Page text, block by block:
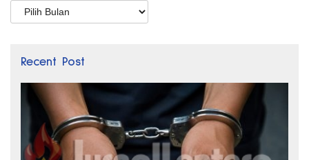
Arsip
Recent Post